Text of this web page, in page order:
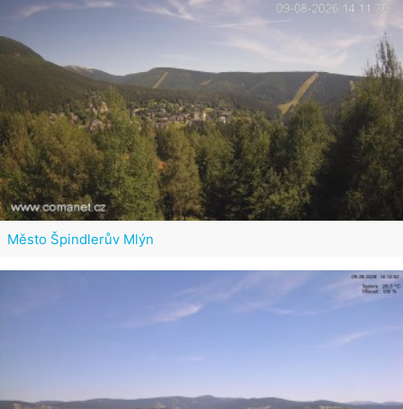
Město Špindlerův Mlýn